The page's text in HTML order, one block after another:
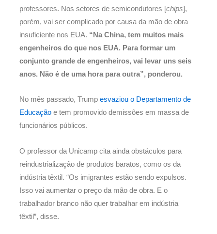
professores. Nos setores de semicondutores [chips],
porém, vai ser complicado por causa da mão de obra
insuficiente nos EUA. “Na China, tem muitos mais
engenheiros do que nos EUA. Para formar um
conjunto grande de engenheiros, vai levar uns seis
anos. Não é de uma hora para outra”, ponderou.
No mês passado, Trump esvaziou o Departamento de
Educação e tem promovido demissões em massa de
funcionários públicos.
O professor da Unicamp cita ainda obstáculos para
reindustrialização de produtos baratos, como os da
indústria têxtil. “Os imigrantes estão sendo expulsos.
Isso vai aumentar o preço da mão de obra. E o
trabalhador branco não quer trabalhar em indústria
têxtil”, disse.